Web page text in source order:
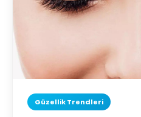
Güzellik Trendleri